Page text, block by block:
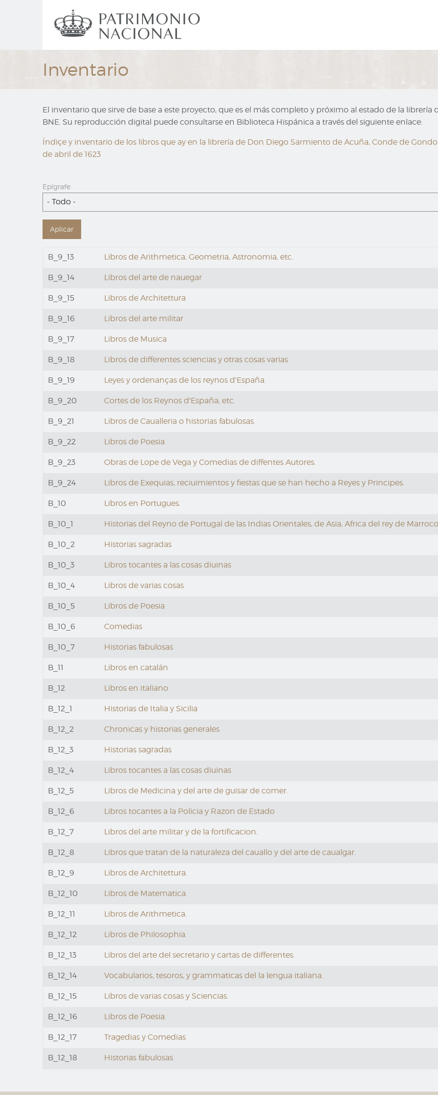
Navegación
principal
Inventario
El inventario que sirve de base a este proyecto, que es el más completo y próximo al estado de la librería
BNE. Su reproducción digital puede consultarse en Biblioteca Hispánica a través del siguiente enlace:
Índiçe y inventario de los libros que ay en la librería de Don Diego Sarmiento de Acuña, Conde de
de abril de 1623
Epígrafe
- Todo -
B_9_13 Libros de Arithmetica, Geometria, Astronomia, etc.
B_9_14 Libros del arte de nauegar
B_9_15 Libros de Architettura
B_9_16 Libros del arte militar
B_9_17 Libros de Musica
B_9_18 Libros de differentes sciencias y otras cosas varias
B_9_19 Leyes y ordenanças de los reynos d'España.
B_9_20 Cortes de los Reynos d'España, etc.
B_9_21 Libros de Caualleria o historias fabulosas.
B_9_22 Libros de Poesia
B_9_23 Obras de Lope de Vega y Comedias de diffentes Autores.
B_9_24 Libros de Exequias, reciuimientos y fiestas que se han hecho a Reyes y Principes.
B_10 Libros en Portugues.
B_10_1 Historias del Reyno de Portugal de las Indias Orientales, de Asia, Africa del rey de
B_10_2 Historias sagradas
B_10_3 Libros tocantes a las cosas diuinas
B_10_4 Libros de varias cosas
B_10_5 Libros de Poesia
B_10_6 Comedias
B_10_7 Historias fabulosas
B_11 Libros en catalán
B_12 Libros en italiano
B_12_1 Historias de Italia y Sicilia
B_12_2 Chronicas y historias generales
B_12_3 Historias sagradas
B_12_4 Libros tocantes a las cosas diuinas
B_12_5 Libros de Medicina y del arte de guisar de comer.
B_12_6 Libros tocantes a la Policia y Razon de Estado
B_12_7 Libros del arte militar y de la fortificacion.
B_12_8 Libros que tratan de la naturaleza del cauallo y del arte de caualgar.
B_12_9 Libros de Architettura.
B_12_10 Libros de Matematica.
B_12_11 Libros de Arithmetica.
B_12_12 Libros de Philosophia.
B_12_13 Libros del arte del secretario y cartas de differentes.
B_12_14 Vocabularios, tesoros, y grammaticas del la lengua italiana.
B_12_15 Libros de varias cosas y Sciencias.
B_12_16 Libros de Poesia.
B_12_17 Tragedias y Comedias
B_12_18 Historias fabulosas